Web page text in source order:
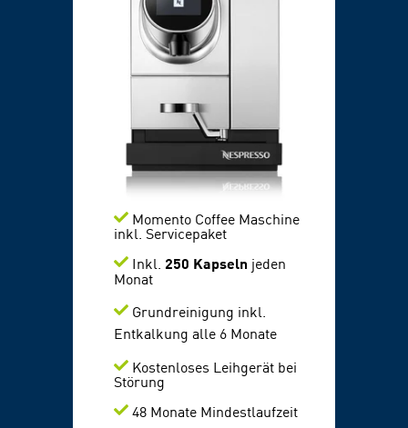
Momento Coffee Maschine
inkl. Servicepaket
Inkl. 250 Kapseln jeden
Monat
Grundreinigung inkl.
Entkalkung alle 6 Monate
Kostenloses Leihgerät bei
Störung
48 Monate Mindestlaufzeit